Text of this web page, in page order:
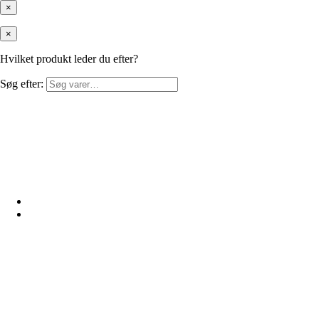
×
×
Hvilket produkt leder du efter?
Søg efter: